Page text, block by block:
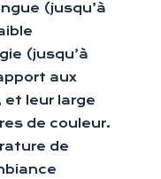
(jusqu’à
(jusqu’à
aux
et leur large
de couleur.
de